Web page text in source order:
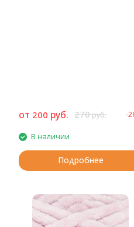
от 200 руб. 270руб. -
В наличии
Подробнее